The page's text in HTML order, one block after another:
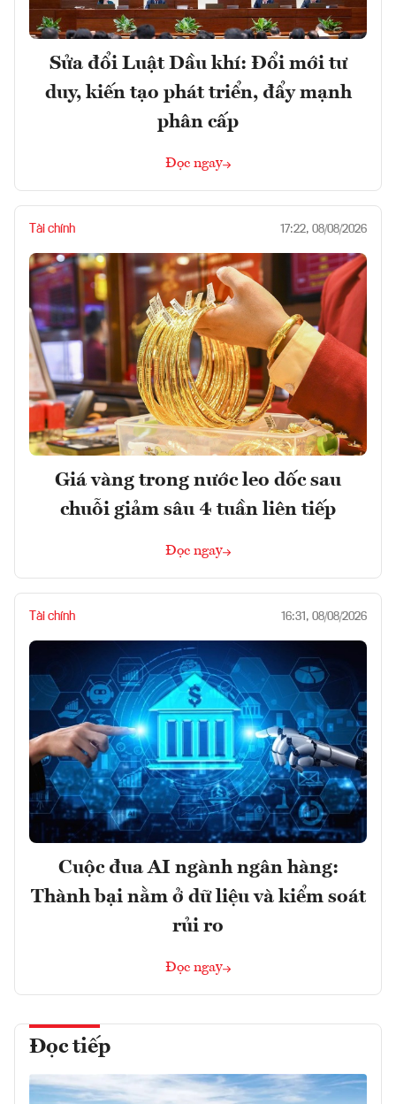
Sửa đổi Luật Dầu khí: Đổi mới tư
duy, kiến tạo phát triển, đẩy mạnh
phân cấp
Đọc ngay
Tài chính 17:22, 08/08/2026
Giá vàng trong nước leo dốc sau
chuỗi giảm sâu 4 tuần liên tiếp
Đọc ngay
Tài chính 16:31, 08/08/2026
Cuộc đua AI ngành ngân hàng:
Thành bại nằm ở dữ liệu và kiểm soát
rủi ro
Đọc ngay
Đọc tiếp